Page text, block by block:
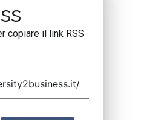
copiare il link RSS